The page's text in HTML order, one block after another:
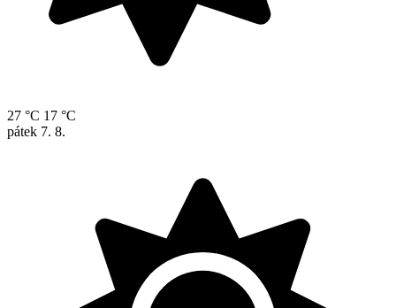
27 °C 17 °C
pátek 7. 8.